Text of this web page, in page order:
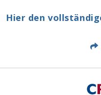
Hier den